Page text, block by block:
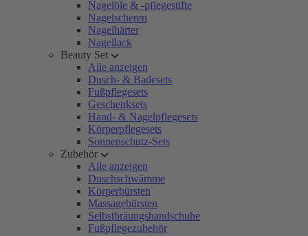
Nagelöle & -pflegestifte
Nagelscheren
Nagelhärter
Nagellack
Beauty Set
Alle anzeigen
Dusch- & Badesets
Fußpflegesets
Geschenksets
Hand- & Nagelpflegesets
Körperpflegesets
Sonnenschutz-Sets
Zubehör
Alle anzeigen
Duschschwämme
Körperbürsten
Massagebürsten
Selbstbräungshandschuhe
Fußpflegezubehör